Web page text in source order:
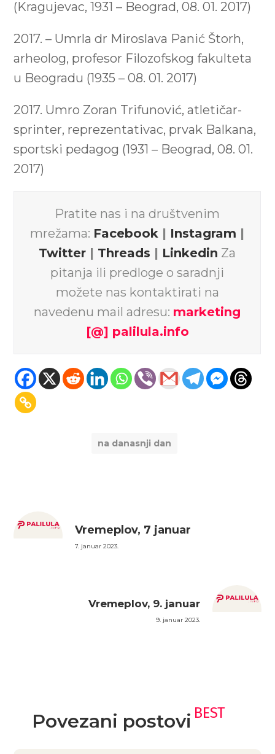
(Kragujevac, 1931 – Beograd, 08. 01. 2017)
2017. – Umrla dr Miroslava Panić Štorh,
arheolog, profesor Filozofskog fakulteta
u Beogradu (1935 – 08. 01. 2017)
2017. Umro Zoran Trifunović, atletičar-
sprinter, reprezentativac, prvak Balkana,
sportski pedagog (1931 – Beograd, 08. 01.
2017)
Pratite nas i na društvenim
mrežama: Facebook | Instagram |
Twitter | Threads | Linkedin Za
pitanja ili predloge o saradnji
možete nas kontaktirati na
navedenu mail adresu: marketing
[@] palilula.info
na danasnji dan
Vremeplov, 7 januar
7. januar 2023.
Vremeplov, 9. januar
9. januar 2023.
Povezani postovi BEST